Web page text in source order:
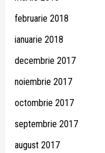
februarie 2018
ianuarie 2018
decembrie 2017
noiembrie 2017
octombrie 2017
septembrie 2017
august 2017